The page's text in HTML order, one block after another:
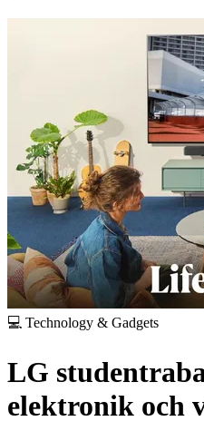
💻 Technology & Gadgets
LG
elektronik och